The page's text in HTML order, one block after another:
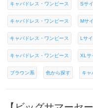
キャバドレス・ワンピース Sサ
キャバドレス・ワンピース Mサ
キャバドレス・ワンピース Lサ
キャバドレス・ワンピース XLサ
ブラウン系 色から探す キャ